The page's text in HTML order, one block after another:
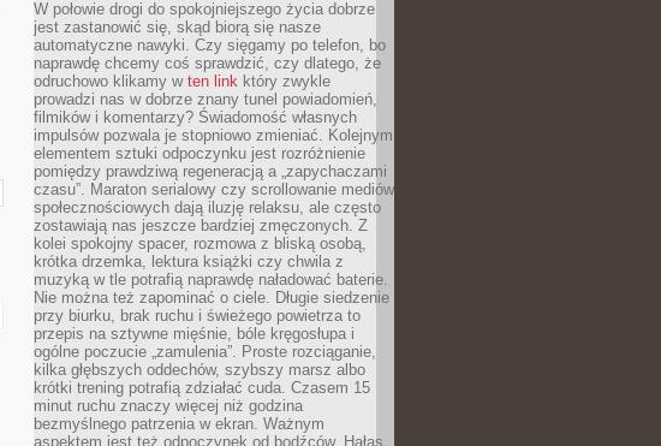
W połowie drogi do spokojniejszego życia dobrze
jest zastanowić się, skąd biorą się nasze
automatyczne nawyki. Czy sięgamy po telefon, bo
naprawdę chcemy coś sprawdzić, czy dlatego, że
odruchowo klikamy w ten link który zwykle
prowadzi nas w dobrze znany tunel powiadomień,
filmików i komentarzy? Świadomość własnych
impulsów pozwala je stopniowo zmieniać. Kolejnym
elementem sztuki odpoczynku jest rozróżnienie
pomiędzy prawdziwą regeneracją a „zapychaczami
czasu”. Maraton serialowy czy scrollowanie mediów
społecznościowych dają iluzję relaksu, ale często
zostawiają nas jeszcze bardziej zmęczonych. Z
kolei spokojny spacer, rozmowa z bliską osobą,
krótka drzemka, lektura książki czy chwila z
muzyką w tle potrafią naprawdę naładować baterie.
Nie można też zapominać o ciele. Długie siedzenie
przy biurku, brak ruchu i świeżego powietrza to
przepis na sztywne mięśnie, bóle kręgosłupa i
ogólne poczucie „zamulenia”. Proste rozciąganie,
kilka głębszych oddechów, szybszy marsz albo
krótki trening potrafią zdziałać cuda. Czasem 15
minut ruchu znaczy więcej niż godzina
bezmyślnego patrzenia w ekran. Ważnym
aspektem jest też odpoczynek od bodźców. Hałas,